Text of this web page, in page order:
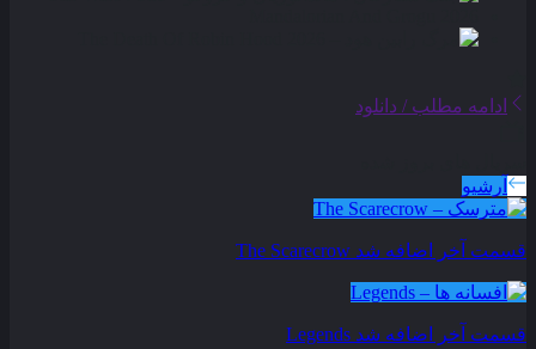
ادامه مطلب / دانلود
آرشیو
قسمت آخر اضافه شد The Scarecrow
قسمت آخر اضافه شد Legends